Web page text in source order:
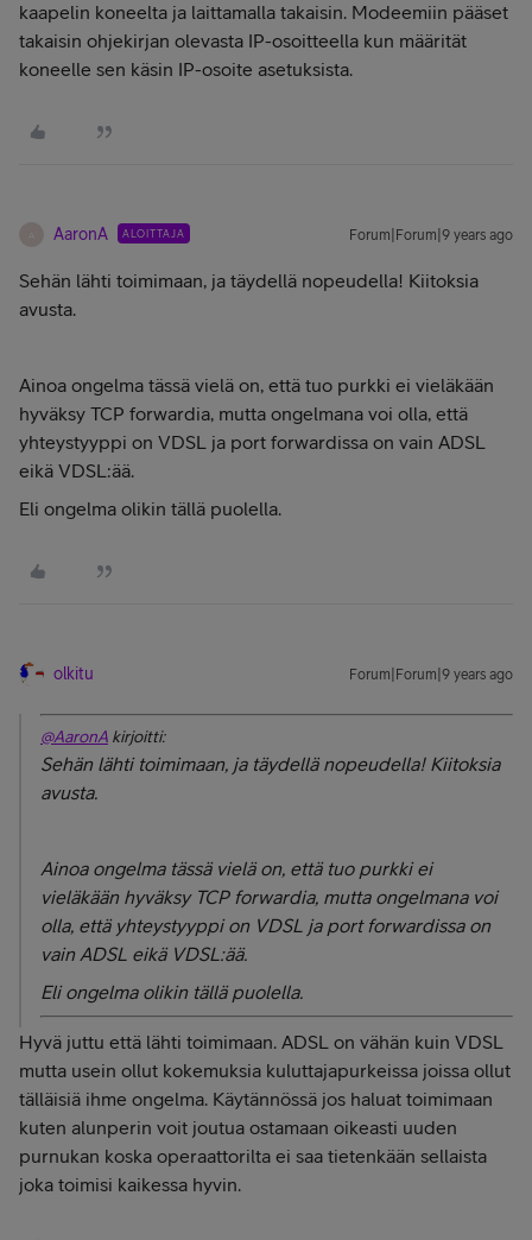
kaapelin koneelta ja laittamalla takaisin. Modeemiin pääset
takaisin ohjekirjan olevasta IP-osoitteella kun määrität
koneelle sen käsin IP-osoite asetuksista.
AaronA ALOITTAJA Forum|Forum|9 years ago
Sehän lähti toimimaan, ja täydellä nopeudella! Kiitoksia
avusta.
Ainoa ongelma tässä vielä on, että tuo purkki ei vieläkään
hyväksy TCP forwardia, mutta ongelmana voi olla, että
yhteystyyppi on VDSL ja port forwardissa on vain ADSL
eikä VDSL:ää.
Eli ongelma olikin tällä puolella.
olkitu Forum|Forum|9 years ago
@AaronA kirjoitti:
Sehän lähti toimimaan, ja täydellä nopeudella! Kiitoksia
avusta.
Ainoa ongelma tässä vielä on, että tuo purkki ei
vieläkään hyväksy TCP forwardia, mutta ongelmana voi
olla, että yhteystyyppi on VDSL ja port forwardissa on
vain ADSL eikä VDSL:ää.
Eli ongelma olikin tällä puolella.
Hyvä juttu että lähti toimimaan. ADSL on vähän kuin VDSL
mutta usein ollut kokemuksia kuluttajapurkeissa joissa ollut
tälläisiä ihme ongelma. Käytännössä jos haluat toimimaan
kuten alunperin voit joutua ostamaan oikeasti uuden
purnukan koska operaattorilta ei saa tietenkään sellaista
joka toimisi kaikessa hyvin.